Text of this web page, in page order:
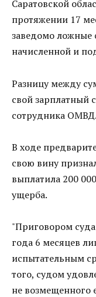
Саратовской
протяжении 17
заведомо ложные
начисленной и
Разницу между
свой зарплатный
сотрудника ОМВД.
В ходе
свою вину
выплатила 200
ущерба.
"Приговором суда
года 6 месяцев
испытательным
того, судом
не возмещенного